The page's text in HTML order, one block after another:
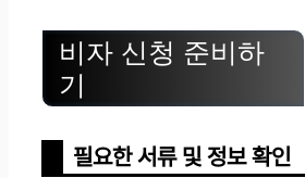
비자 신청 준비하
기
필요한 서류 및 정보 확인